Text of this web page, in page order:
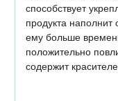
способствует
продукта наполнит
ему больше
положительно
содержит